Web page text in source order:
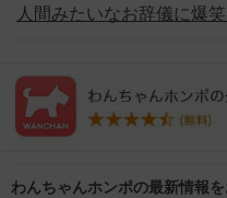
人間みたいなお辞儀に爆笑
わんちゃんホンポの最新情報